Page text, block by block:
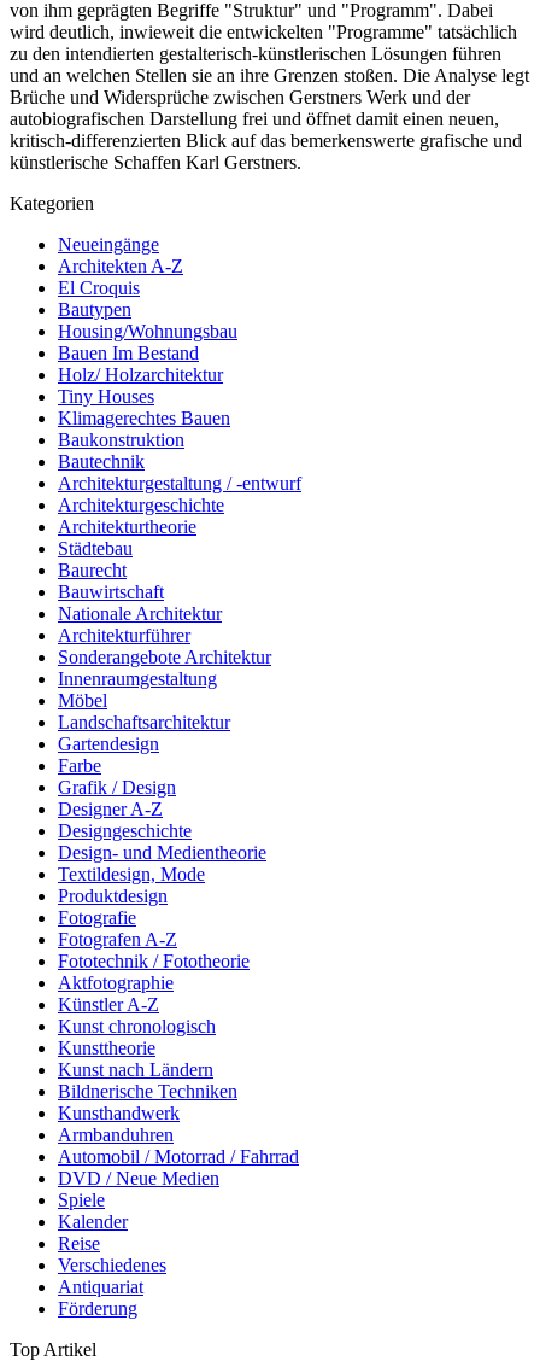
von ihm geprägten Begriffe "Struktur" und "Programm". Dabei
wird deutlich, inwieweit die entwickelten "Programme" tatsächlich
zu den intendierten gestalterisch-künstlerischen Lösungen führen
und an welchen Stellen sie an ihre Grenzen stoßen. Die Analyse legt
Brüche und Widersprüche zwischen Gerstners Werk und der
autobiografischen Darstellung frei und öffnet damit einen neuen,
kritisch-differenzierten Blick auf das bemerkenswerte grafische und
künstlerische Schaffen Karl Gerstners.
Kategorien
Neueingänge
Architekten A-Z
El Croquis
Bautypen
Housing/Wohnungsbau
Bauen Im Bestand
Holz/ Holzarchitektur
Tiny Houses
Klimagerechtes Bauen
Baukonstruktion
Bautechnik
Architekturgestaltung / -entwurf
Architekturgeschichte
Architekturtheorie
Städtebau
Baurecht
Bauwirtschaft
Nationale Architektur
Architekturführer
Sonderangebote Architektur
Innenraumgestaltung
Möbel
Landschaftsarchitektur
Gartendesign
Farbe
Grafik / Design
Designer A-Z
Designgeschichte
Design- und Medientheorie
Textildesign, Mode
Produktdesign
Fotografie
Fotografen A-Z
Fototechnik / Fototheorie
Aktfotographie
Künstler A-Z
Kunst chronologisch
Kunsttheorie
Kunst nach Ländern
Bildnerische Techniken
Kunsthandwerk
Armbanduhren
Automobil / Motorrad / Fahrrad
DVD / Neue Medien
Spiele
Kalender
Reise
Verschiedenes
Antiquariat
Förderung
Top Artikel